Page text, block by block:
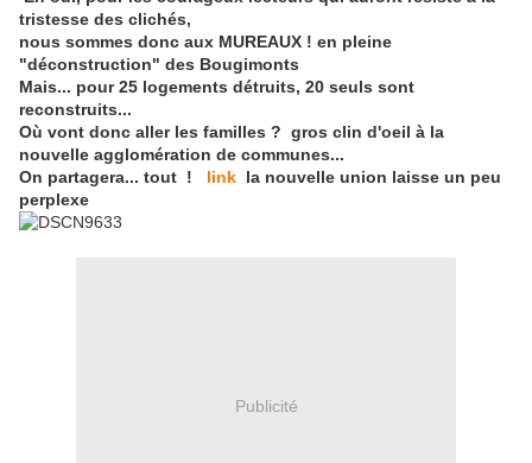
tristesse des clichés,
nous sommes donc aux MUREAUX ! en pleine
"déconstruction" des Bougimonts
Mais... pour 25 logements détruits, 20 seuls sont
reconstruits...
Où vont donc aller les familles ? gros clin d'oeil à la
nouvelle agglomération de communes...
On partagera... tout ! link la nouvelle union laisse un peu
perplexe
Publicité